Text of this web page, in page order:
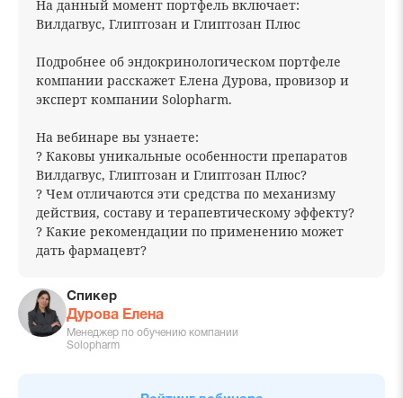
На данный момент портфель включает:
Вилдагвус, Глиптозан и Глиптозан Плюс
Подробнее об эндокринологическом портфеле
компании расскажет Елена Дурова, провизор и
эксперт компании Solopharm.
На вебинаре вы узнаете:
? Каковы уникальные особенности препаратов
Вилдагвус, Глиптозан и Глиптозан Плюс?
? Чем отличаются эти средства по механизму
действия, составу и терапевтическому эффекту?
? Какие рекомендации по применению может
дать фармацевт?
Спикер
Дурова Елена
Менеджер по обучению компании
Solopharm